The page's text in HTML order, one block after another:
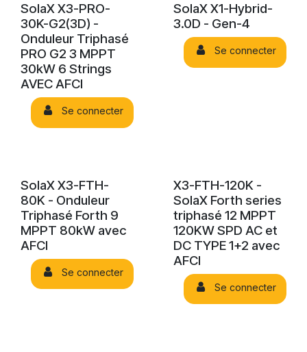
SolaX X3-PRO-
30K-G2(3D) -
Onduleur Triphasé
PRO G2 3 MPPT
30kW 6 Strings
AVEC AFCI
Se connecter
SolaX X1-Hybrid-
3.0D - Gen-4
Se connecter
SolaX X3-FTH-
80K - Onduleur
Triphasé Forth 9
MPPT 80kW avec
AFCI
Se connecter
X3-FTH-120K -
SolaX Forth series
triphasé 12 MPPT
120KW SPD AC et
DC TYPE 1+2 avec
AFCI
Se connecter